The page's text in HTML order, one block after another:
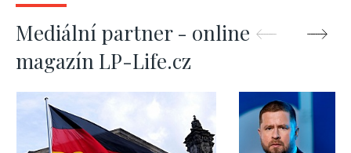
Mediální partner - online
magazín LP-Life.cz